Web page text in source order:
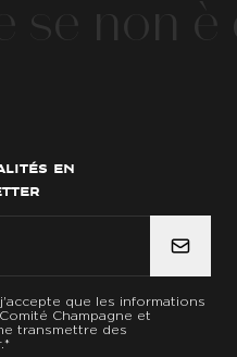
en
que les informations
Champagne et
transmettre des
*